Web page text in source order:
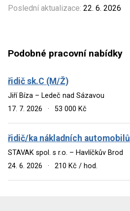
Poslední aktualizace: 22. 6. 2026
Podobné pracovní nabídky
řidič sk.C (M/Ž)
Jiří Bíza – Ledeč nad Sázavou
17. 7. 2026
· 53 000 Kč
řidič/ka nákladních automobilů
STAVAK spol. s r.o. – Havlíčkův Brod
24. 6. 2026
· 210 Kč / hod.